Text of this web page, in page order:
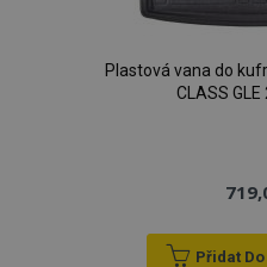
Plastová vana do
CLASS
Přidat